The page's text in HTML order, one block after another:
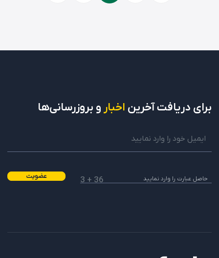
برای دریافتآخرین اخبار و بروزرسانی‌ها
36 + 3 عضویت